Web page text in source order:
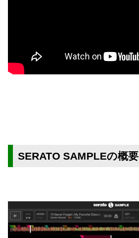
SERATO SAMPLEの概要